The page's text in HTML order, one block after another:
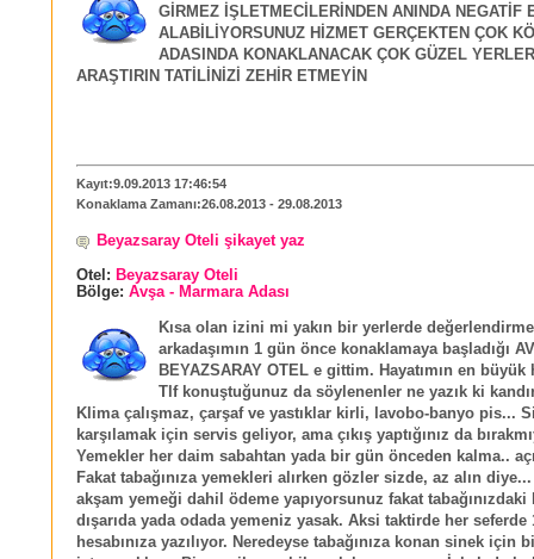
GİRMEZ İŞLETMECİLERİNDEN ANINDA NEGATİF
ALABİLİYORSUNUZ HİZMET GERÇEKTEN ÇOK
ADASINDA KONAKLANACAK ÇOK GÜZEL
ARAŞTIRIN TATİLİNİZİ ZEHİR ETMEYİN
Kayıt:9.09.2013 17:46:54
Konaklama Zamanı:26.08.2013 - 29.08.2013
Beyazsaray Oteli şikayet yaz
Otel: Beyazsaray Oteli
Bölge: Avşa - Marmara Adası
Kısa olan izini mi yakın bir yerlerde
arkadaşımın 1 gün önce konaklamaya başladığı
BEYAZSARAY OTEL e gittim. Hayatımın en büyük
Tlf konuştuğunuz da söylenenler ne yazık ki
Klima çalışmaz, çarşaf ve yastıklar kirli, lavobo-banyo pis...
karşılamak için servis geliyor, ama çıkış yaptığınız da
Yemekler her daim sabahtan yada bir gün önceden kalma..
Fakat tabağınıza yemekleri alırken gözler sizde, az alın
akşam yemeği dahil ödeme yapıyorsunuz fakat tabağınızdaki
dışarıda yada odada yemeniz yasak. Aksi taktirde her seferde
hesabınıza yazılıyor. Neredeyse tabağınıza konan sinek için